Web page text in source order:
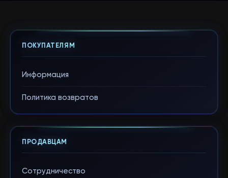
ПОКУПАТЕЛЯМ
Информация
Политика возвратов
ПРОДАВЦАМ
Сотрудничество